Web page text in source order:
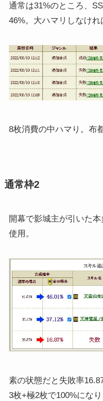
通常は31%のところ、
46%。大ハマリしなけれ
8枚消費の中ハマり。布
通常枠2
開幕で影城主が引いた
使用。
素の状態だと失敗率
3枚+極2枚で100%にな